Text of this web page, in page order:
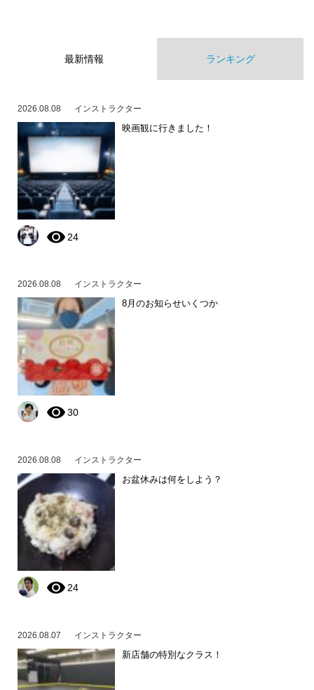
最新情報 ランキング
2026.08.08 インストラクター
映画観に行きました！
24
2026.08.08 インストラクター
8月のお知らせいくつか
30
2026.08.08 インストラクター
お盆休みは何をしよう？
24
2026.08.07 インストラクター
新店舗の特別なクラス！